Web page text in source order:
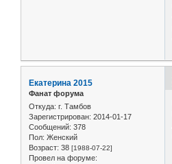
Екатерина 2015
Фанат форума
Откуда: г. Тамбов
Зарегистрирован: 2014-01-17
Сообщений: 378
Пол: Женский
Возраст: 38 [1988-07-22]
Провел на форуме: